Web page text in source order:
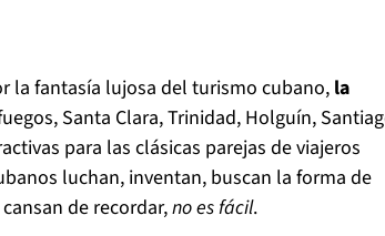
la fantasía lujosa del turismo cubano, la
Santa Clara, Trinidad, Holguín,
para las clásicas parejas de viajeros
luchan, inventan, buscan la forma de
de recordar,no es fácil.